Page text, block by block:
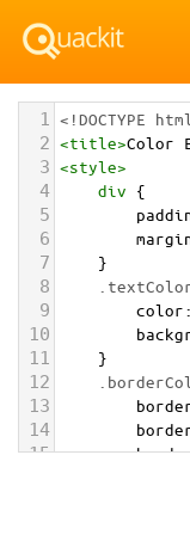
1 <!DOCTYPE
2 <title>Color
3 <style>
4 div {
5
6
7 }
8
9 color
10
11 }
12
13
14
15